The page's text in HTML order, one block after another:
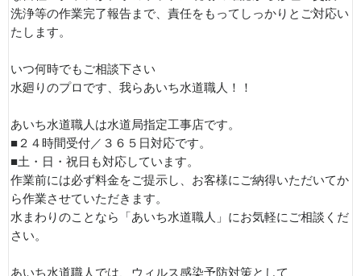
洗浄等の作業完了報告まで、責任をもってしっかりとご対応い
たします。
いつ何時でもご相談下さい
水廻りのプロです、我らあいち水道職人！！
あいち水道職人は水道局指定工事店です。
■２４時間受付／３６５日対応です。
■土・日・祝日も対応しています。
作業前には必ず料金をご提示し、お客様にご納得いただいてか
ら作業させていただきます。
水まわりのことなら「あいち水道職人」にお気軽にご相談くだ
さい。
あいち水道職人では、ウィルス感染予防対策として